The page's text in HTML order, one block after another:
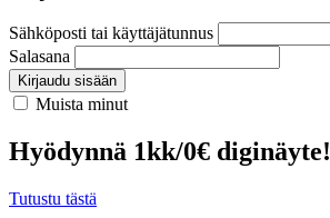
Sähköposti tai käyttäjätunnus
Salasana
Kirjaudu sisään
Muista minut
Hyödynnä 1kk/0€ diginäyte!
Tutustu tästä